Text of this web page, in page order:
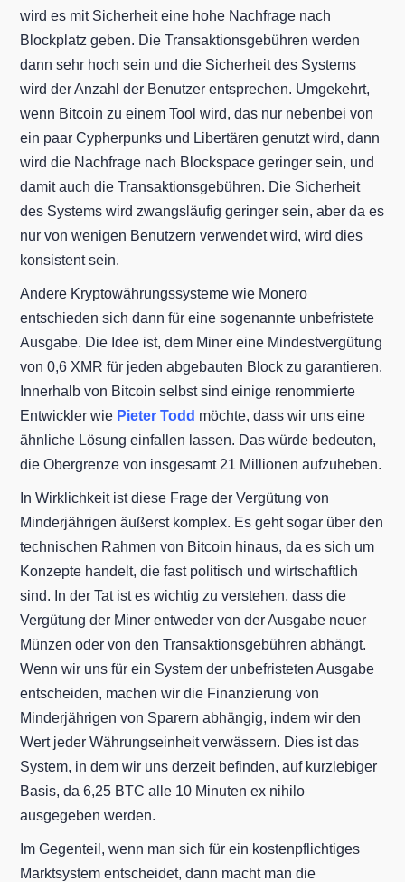
wird es mit Sicherheit eine hohe Nachfrage nach
Blockplatz geben. Die Transaktionsgebühren werden
dann sehr hoch sein und die Sicherheit des Systems
wird der Anzahl der Benutzer entsprechen. Umgekehrt,
wenn Bitcoin zu einem Tool wird, das nur nebenbei von
ein paar Cypherpunks und Libertären genutzt wird, dann
wird die Nachfrage nach Blockspace geringer sein, und
damit auch die Transaktionsgebühren. Die Sicherheit
des Systems wird zwangsläufig geringer sein, aber da es
nur von wenigen Benutzern verwendet wird, wird dies
konsistent sein.
Andere Kryptowährungssysteme wie Monero
entschieden sich dann für eine sogenannte unbefristete
Ausgabe. Die Idee ist, dem Miner eine Mindestvergütung
von 0,6 XMR für jeden abgebauten Block zu garantieren.
Innerhalb von Bitcoin selbst sind einige renommierte
Entwickler wie Pieter Todd möchte, dass wir uns eine
ähnliche Lösung einfallen lassen. Das würde bedeuten,
die Obergrenze von insgesamt 21 Millionen aufzuheben.
In Wirklichkeit ist diese Frage der Vergütung von
Minderjährigen äußerst komplex. Es geht sogar über den
technischen Rahmen von Bitcoin hinaus, da es sich um
Konzepte handelt, die fast politisch und wirtschaftlich
sind. In der Tat ist es wichtig zu verstehen, dass die
Vergütung der Miner entweder von der Ausgabe neuer
Münzen oder von den Transaktionsgebühren abhängt.
Wenn wir uns für ein System der unbefristeten Ausgabe
entscheiden, machen wir die Finanzierung von
Minderjährigen von Sparern abhängig, indem wir den
Wert jeder Währungseinheit verwässern. Dies ist das
System, in dem wir uns derzeit befinden, auf kurzlebiger
Basis, da 6,25 BTC alle 10 Minuten ex nihilo
ausgegeben werden.
Im Gegenteil, wenn man sich für ein kostenpflichtiges
Marktsystem entscheidet, dann macht man die